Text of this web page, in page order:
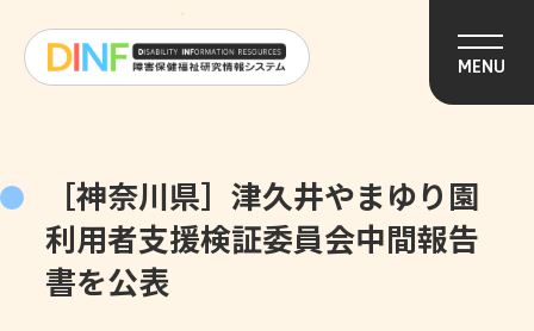
このページの本文へ移動
MENU
［神奈川県］津久井やまゆり園
利用者支援検証委員会中間報告
書を公表